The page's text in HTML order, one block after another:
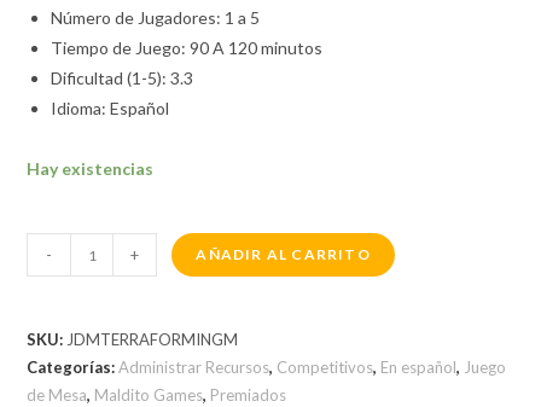
Número de Jugadores: 1 a 5
Tiempo de Juego: 90 A 120 minutos
Dificultad (1-5): 3.3
Idioma: Español
Hay existencias
- + AÑADIR AL CARRITO
SKU: JDMTERRAFORMINGM
Categorías:Administrar Recursos, Competitivos, En español, Juego
de Mesa, Maldito Games, Premiados